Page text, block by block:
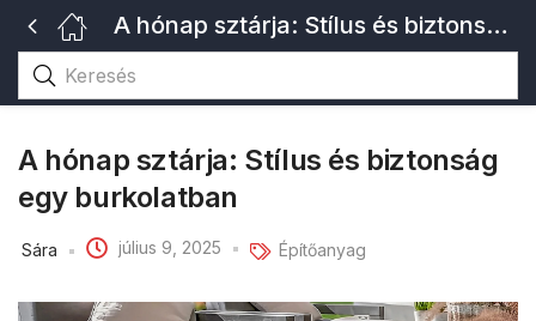
A hónap sztárja: Stílus és biztonság egy burkolatban
A hónap sztárja: Stílus és biztonság
egy burkolatban
Sára július 9, 2025 Építőanyag